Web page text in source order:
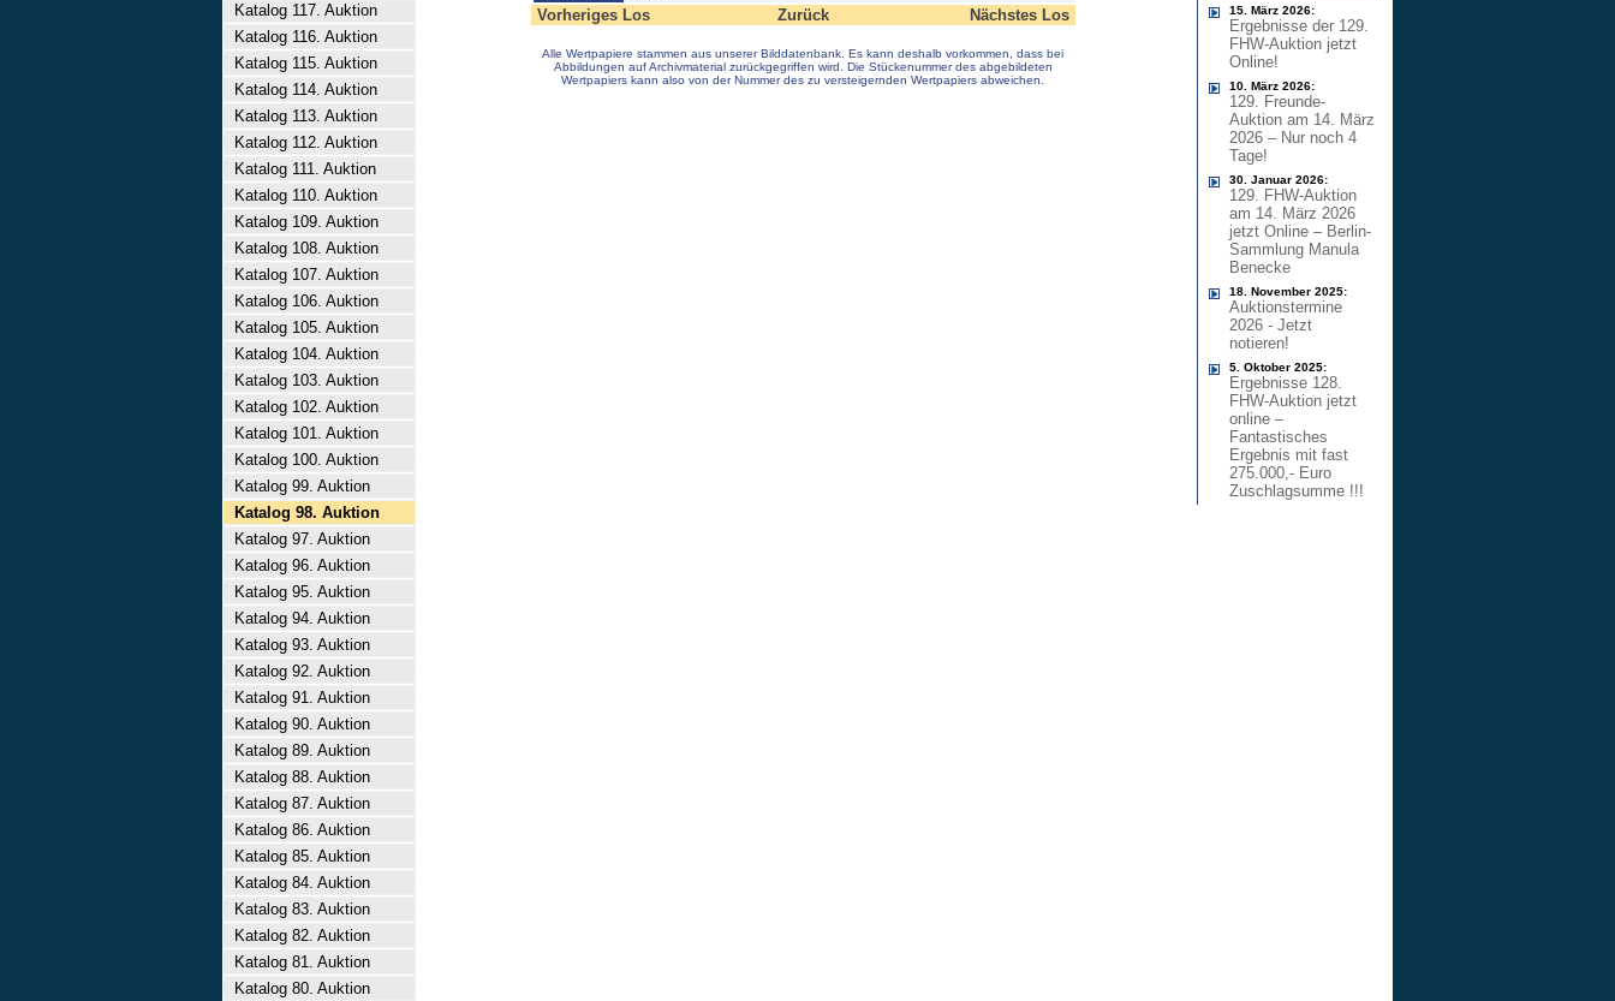
Katalog 117. Auktion
Katalog 116. Auktion
Katalog 115. Auktion
Katalog 114. Auktion
Katalog 113. Auktion
Katalog 112. Auktion
Katalog 111. Auktion
Katalog 110. Auktion
Katalog 109. Auktion
Katalog 108. Auktion
Katalog 107. Auktion
Katalog 106. Auktion
Katalog 105. Auktion
Katalog 104. Auktion
Katalog 103. Auktion
Katalog 102. Auktion
Katalog 101. Auktion
Katalog 100. Auktion
Katalog 99. Auktion
Katalog 98. Auktion
Katalog 97. Auktion
Katalog 96. Auktion
Katalog 95. Auktion
Katalog 94. Auktion
Katalog 93. Auktion
Katalog 92. Auktion
Katalog 91. Auktion
Katalog 90. Auktion
Katalog 89. Auktion
Katalog 88. Auktion
Katalog 87. Auktion
Katalog 86. Auktion
Katalog 85. Auktion
Katalog 84. Auktion
Katalog 83. Auktion
Katalog 82. Auktion
Katalog 81. Auktion
Katalog 80. Auktion
Vorheriges Los
Zurück Nächstes Los
Alle Wertpapiere stammen aus unserer Bilddatenbank. Es kann deshalb vorkommen, dass bei
Abbildungen auf Archivmaterial zurückgegriffen wird. Die Stückenummer des abgebildeten
Wertpapiers kann also von der Nummer des zu versteigernden Wertpapiers abweichen.
15. März 2026:
Ergebnisse der 129.
FHW-Auktion jetzt
Online!
10. März 2026:
129. Freunde-
Auktion am 14. März
2026 – Nur noch 4
Tage!
30. Januar 2026:
129. FHW-Auktion
am 14. März 2026
jetzt Online – Berlin-
Sammlung Manula
Benecke
18. November 2025:
Auktionstermine
2026 - Jetzt
notieren!
5. Oktober 2025:
Ergebnisse 128.
FHW-Auktion jetzt
online –
Fantastisches
Ergebnis mit fast
275.000,- Euro
Zuschlagsumme !!!